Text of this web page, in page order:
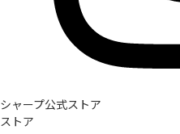
シャープ公式ストア
ストア